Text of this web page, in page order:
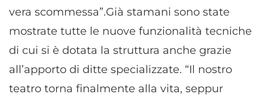
vera scommessa”.Già stamani sono state
mostrate tutte le nuove funzionalità tecniche
di cui si è dotata la struttura anche grazie
all’apporto di ditte specializzate. “Il nostro
teatro torna finalmente alla vita, seppur